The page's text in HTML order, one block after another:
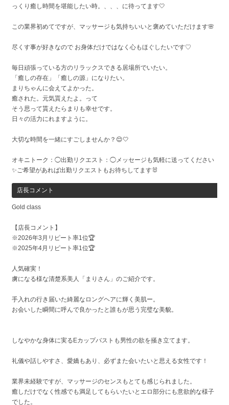
っくり癒し時間を堪能したい時。、、、に待ってます🤍
この業界初めてですが、マッサージも気持ちいいと褒めていただけます🌸
尽くす事が好きなので お身体だけではなく心もほぐしたいです♡
毎日頑張っている方のリラックスできる居場所でいたい。
「癒しの存在」「癒しの源」になりたい。
まりちゃんに会えてよかった。
癒された。元気貰えたよ。って
そう思って貰えたらまりも幸せです。
日々の活力にれますように。
大切な時間を一緒にすごしませんか？😌🤍
オキニトーク：◯出勤リクエスト：◯メッセージも気軽に送ってください
✨ご希望があれば出勤リクエストもお待ちしてます🐰
店長コメント
Gold class
【店長コメント】
※2026年3月リピート率1位🏆
※2025年4月リピート率1位🏆
人気確実！
虜になる様な清楚系美人「まりさん」のご紹介です。
手入れの行き届いた綺麗なロングヘアに輝く美肌ー。
お会いした瞬間に呼んで良かったと誰もが思う完璧な美貌。
しなやかな身体に実るEカップバストも男性の欲を掻き立てます。
礼儀や話しやすさ、愛嬌もあり、必ずまた会いたいと思える女性です！
業界未経験ですが、マッサージのセンスもとても感じられました。
癒しだけでなく性感でも満足してもらいたいとエロ部分にも意欲的な様子
でした。